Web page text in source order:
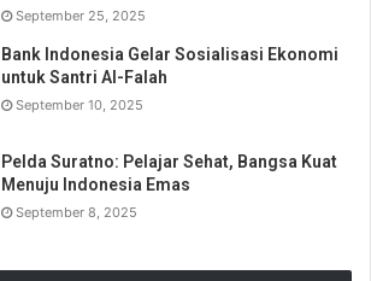
September 25, 2025
Bank Indonesia Gelar Sosialisasi Ekonomi
untuk Santri Al-Falah
September 10, 2025
Pelda Suratno: Pelajar Sehat, Bangsa Kuat
Menuju Indonesia Emas
September 8, 2025